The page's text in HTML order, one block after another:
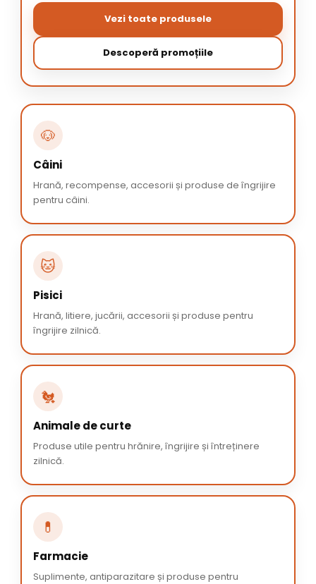
Vezi toate produsele
Descoperă promoțiile
🐶
Câini
Hrană, recompense, accesorii și produse de îngrijire
pentru câini.
🐱
Pisici
Hrană, litiere, jucării, accesorii și produse pentru
îngrijire zilnică.
🐔
Animale de curte
Produse utile pentru hrănire, îngrijire și întreținere
zilnică.
💊
Farmacie
Suplimente, antiparazitare și produse pentru